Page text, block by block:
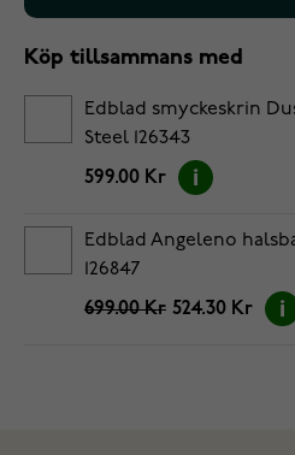
Köp tillsammans med
Edblad smyckeskrin
Steel 126343
599.00 Kr
Edblad Angeleno
126847
699.00 Kr 524.30 Kr